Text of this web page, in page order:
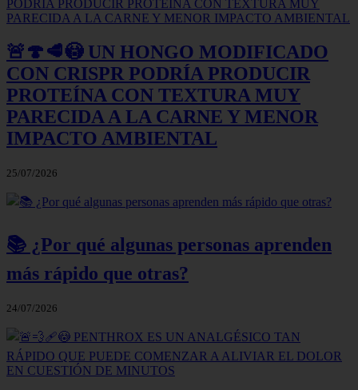
🚨🍄🥩😳 UN HONGO MODIFICADO
CON CRISPR PODRÍA PRODUCIR
PROTEÍNA CON TEXTURA MUY
PARECIDA A LA CARNE Y MENOR
IMPACTO AMBIENTAL
25/07/2026
📚 ¿Por qué algunas personas aprenden
más rápido que otras?
24/07/2026